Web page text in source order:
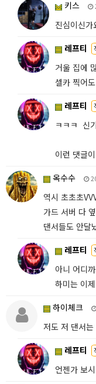
키스
진심이신가
레프티
거울 집에
셀카 찍어
레프티
ㅋㅋㅋ 신
이런 댓글이
옥수수
역시 초초초
가드 서버 다
댄서들도 안달
레프티
아니 어디
하미는 이
하이체크
저도 저 댄서
레프티
언젠가 보